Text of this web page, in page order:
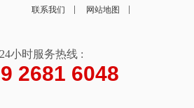
联系我们 网站地图
小时服务热线 :
2681 6048